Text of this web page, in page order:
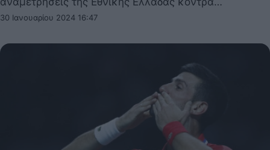
30 Ιανουαρίου 2024 16:47